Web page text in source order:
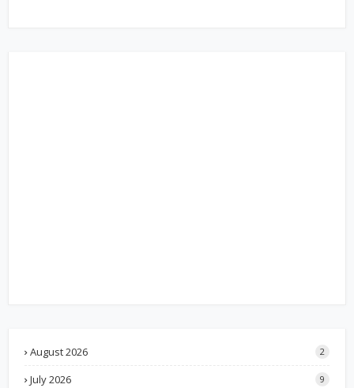
August 2026 2
July 2026 9